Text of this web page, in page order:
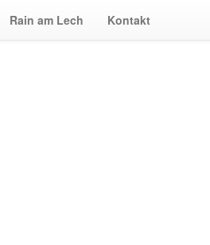
Rain am Lech Kontakt